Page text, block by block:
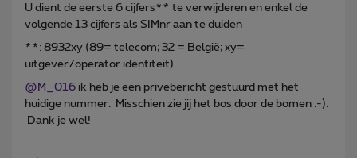
U dient de eerste 6 cijfers** te verwijderen en enkel de
volgende 13 cijfers als SIMnr aan te duiden
**: 8932xy (89= telecom; 32 = België; xy=
uitgever/operator identiteit)
@M_016 ik heb je een privebericht gestuurd met het
huidige nummer. Misschien zie jij het bos door de bomen :-).
Dank je wel!